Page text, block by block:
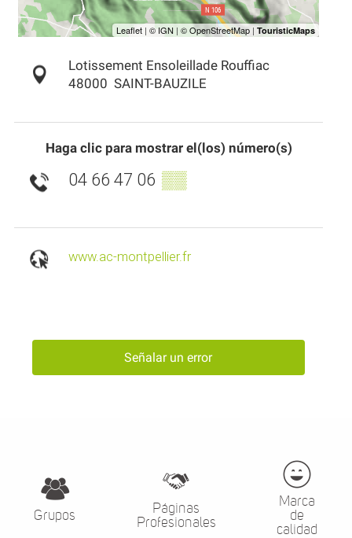
Lotissement Ensoleillade Rouffiac
48000 SAINT-BAUZILE
Haga clic para mostrar el(los) número(s)
04 66 47 06 ▒▒
www.ac-montpellier.fr
Señalar un error
Grupos
Páginas
Profesionales
Marca
de
calidad